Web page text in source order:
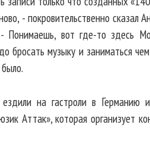
- покровительственно сказал
Понимаешь, вот где-то здесь
бросать музыку и заниматься
на гастроли в Германию
Аттак», которая организует